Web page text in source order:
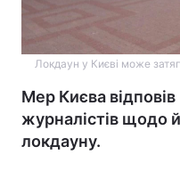
Локдаун у Києві може
Мер Києва
журналістів щодо
локдауну.